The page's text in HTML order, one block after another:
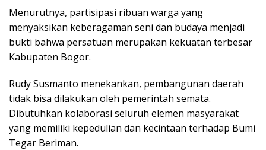
Menurutnya, partisipasi ribuan warga yang
menyaksikan keberagaman seni dan budaya menjadi
bukti bahwa persatuan merupakan kekuatan terbesar
Kabupaten Bogor.
Rudy Susmanto menekankan, pembangunan daerah
tidak bisa dilakukan oleh pemerintah semata.
Dibutuhkan kolaborasi seluruh elemen masyarakat
yang memiliki kepedulian dan kecintaan terhadap Bumi
Tegar Beriman.